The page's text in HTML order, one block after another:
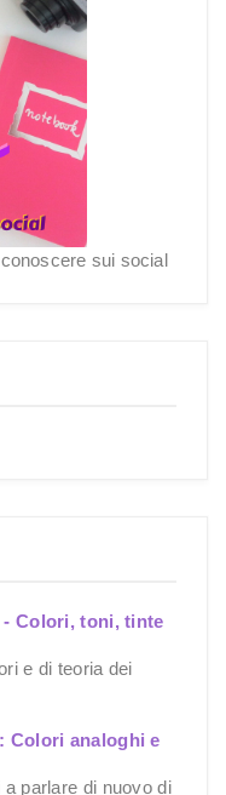
sui social
Colori, toni, tinte
e di teoria dei
Colori analoghi e
parlare di nuovo di